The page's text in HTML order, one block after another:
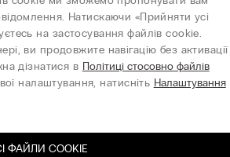
Натискаючи «Прийняти усі
на застосування файлів cookie.
ви продовжите навігацію без активації
дізнатися в Політиці стосовно файлів
налаштування, натисніть Налаштування
ФАЙЛИ СOOKIE